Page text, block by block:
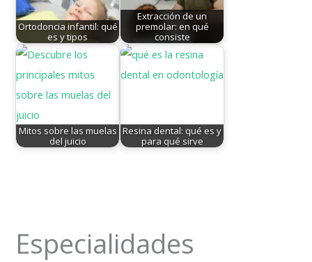
Ortodoncia infantil: qué
es y tipos
Extracción de un
premolar: en qué
consiste
Mitos sobre las muelas
del juicio
Resina dental: qué es y
para qué sirve
Especialidades